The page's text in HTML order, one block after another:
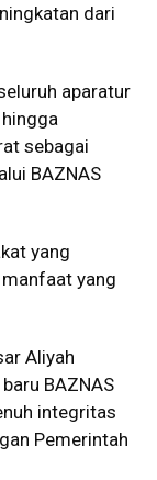
dari
aparatur
hingga
sebagai
BAZNAS
yang
yang
Aliyah
BAZNAS
integritas
Pemerintah